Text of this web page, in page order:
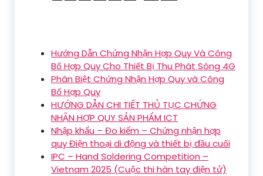
Hướng Dẫn Chứng Nhận Hợp Quy Và Công
Bố Hợp Quy Cho Thiết Bị Thu Phát Sóng 4G
Phân Biệt Chứng Nhận Hợp Quy và Công
Bố Hợp Quy
HƯỚNG DẪN CHI TIẾT THỦ TỤC CHỨNG
NHẬN HỢP QUY SẢN PHẨM ICT
Nhập khẩu – Đo kiểm – Chứng nhận hợp
quy Điện thoại di động và thiết bị đầu cuối
IPC – Hand Soldering Competition –
Vietnam 2025 (Cuộc thi hàn tay điện tử)